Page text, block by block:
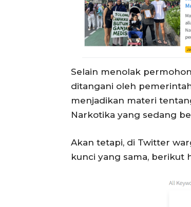
Selain menolak
ditangani oleh
menjadikan materi
Narkotika yang sedang
Akan tetapi, di Twitter
kunci yang sama, berikut